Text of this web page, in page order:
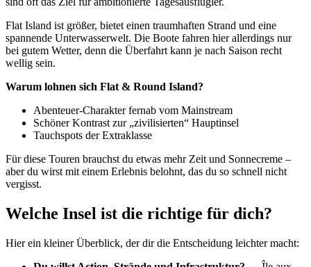
Flat Island ist größer, bietet einen traumhaften Strand und eine
spannende Unterwasserwelt. Die Boote fahren hier allerdings nur
bei gutem Wetter, denn die Überfahrt kann je nach Saison recht
wellig sein.
Warum lohnen sich Flat & Round Island?
Abenteuer-Charakter fernab vom Mainstream
Schöner Kontrast zur „zivilisierten“ Hauptinsel
Tauchspots der Extraklasse
Für diese Touren brauchst du etwas mehr Zeit und Sonnecreme –
aber du wirst mit einem Erlebnis belohnt, das du so schnell nicht
vergisst.
Welche Insel ist die richtige für dich?
Hier ein kleiner Überblick, der dir die Entscheidung leichter macht: